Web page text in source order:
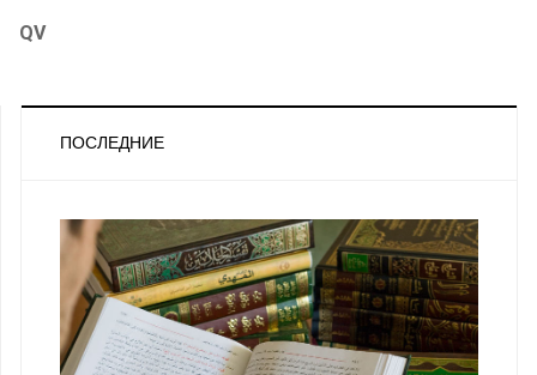
QV
ПОСЛЕДНИЕ